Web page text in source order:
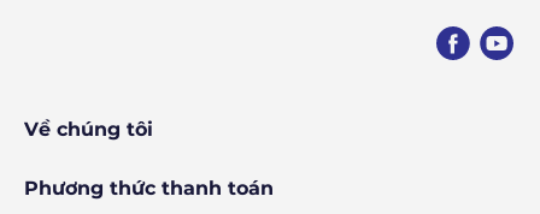
Về chúng tôi
Phương thức thanh toán